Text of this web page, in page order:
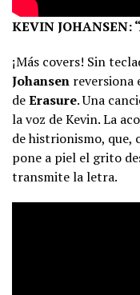
KEVIN JOHANSEN:
¡Más covers! Sin
Johansen reversiona
deErasure. Una
la voz de Kevin. La
de histrionismo, que,
pone a piel el grito
transmite la letra.